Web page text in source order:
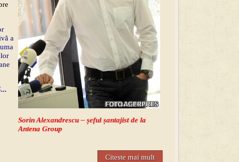
Sorin Alexandrescu – șeful șantajist de la
Antena Group
a
Citeste mai mult